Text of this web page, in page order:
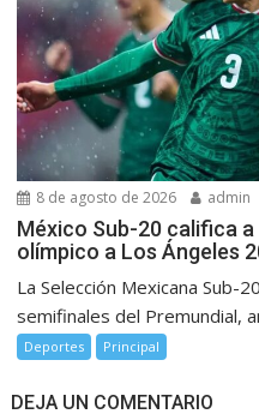
8 de agosto de 2026 admin
México Sub-20 califica
olímpico a Los Ángeles
La Selección Mexicana Sub-
semifinales del Premundial,
Deportes Principal
DEJA UN COMENTARIO